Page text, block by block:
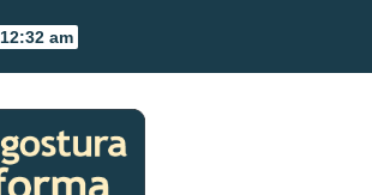
12:32 am